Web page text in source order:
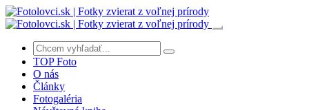
TOP Foto
O nás
Články
Fotogaléria